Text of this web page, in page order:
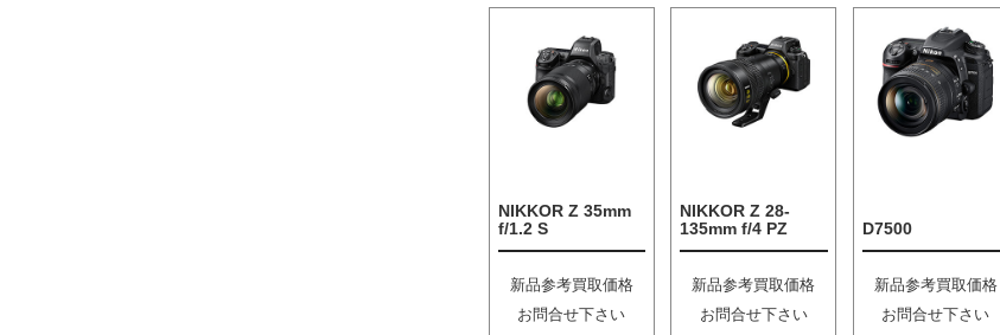
NIKKOR Z 35mm
f/1.2 S
新品参考買取価格
お問合せ下さい
NIKKOR Z 28-
135mm f/4 PZ
新品参考買取価格
お問合せ下さい
D7500
新品参考買取価格
お問合せ下さい